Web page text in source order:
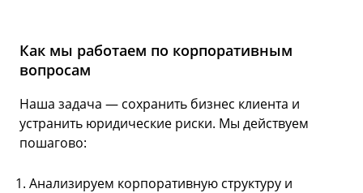
Как мы работаем по корпоративным
вопросам
Наша задача — сохранить бизнес клиента и
устранить юридические риски. Мы действуем
пошагово:
Анализируем корпоративную структуру и